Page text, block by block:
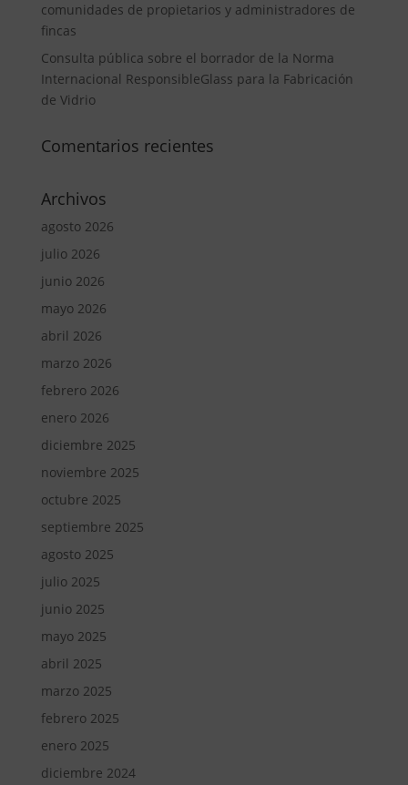
comunidades de propietarios y administradores de
fincas
Consulta pública sobre el borrador de la Norma
Internacional ResponsibleGlass para la Fabricación
de Vidrio
Comentarios recientes
Archivos
agosto 2026
julio 2026
junio 2026
mayo 2026
abril 2026
marzo 2026
febrero 2026
enero 2026
diciembre 2025
noviembre 2025
octubre 2025
septiembre 2025
agosto 2025
julio 2025
junio 2025
mayo 2025
abril 2025
marzo 2025
febrero 2025
enero 2025
diciembre 2024